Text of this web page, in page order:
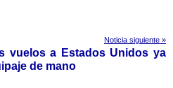
Noticia siguiente »
vuelos a Estados Unidos ya
de mano